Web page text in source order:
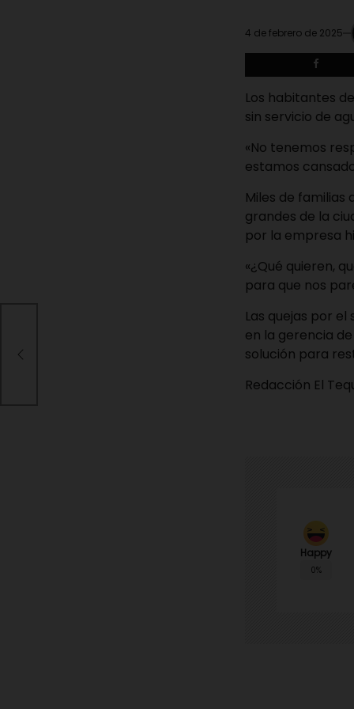
4 de febrero de 2025
Los habitantes
sin servicio de
«No tenemos
estamos
Miles de familias
grandes de la
por la empresa
«¿Qué quieren,
para que nos
Las quejas por
en la gerencia
solución para
Redacción El
Happy
0%
los